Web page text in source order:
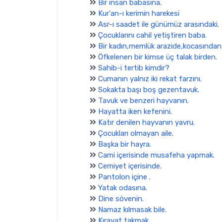
Bir insan babasına.
Kur'an-ı kerimin harekesi
Asr-ı saadet ile günümüz arasındaki.
Çocuklarını cahil yetiştiren baba.
Bir kadın,memlük
Öfkelenen bir kimse üç talak birden.
Sahib-i tertib kimdir?
Cumanın yalnız iki rekat farzını.
Sokakta başı boş gezentavuk.
Tavuk ve benzeri hayvanın.
Hayatta iken kefenini.
Katır denilen hayvanın yavru.
Çocukları olmayan aile.
Başka bir hayra.
Cami içerisinde musafeha yapmak.
Cemiyet içerisinde.
Pantolon içine .
Yatak odasına.
Dine sövenin.
Namaz kılmasak bile.